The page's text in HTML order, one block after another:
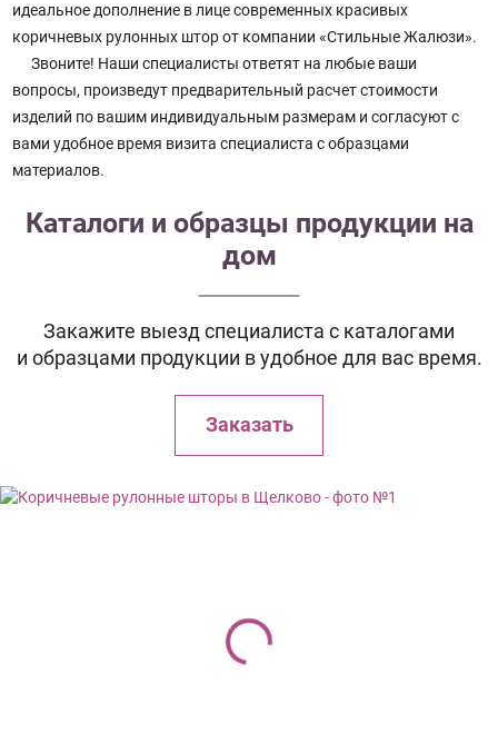
идеальное дополнение в лице современных красивых
коричневых рулонных штор от компании «Стильные Жалюзи».
Звоните! Наши специалисты ответят на любые ваши
вопросы, произведут предварительный расчет стоимости
изделий по вашим индивидуальным размерам и согласуют с
вами удобное время визита специалиста с образцами
материалов.
Каталоги и образцы продукции на
дом
Закажите выезд специалиста с каталогами
и образцами продукции в удобное для вас время.
Заказать